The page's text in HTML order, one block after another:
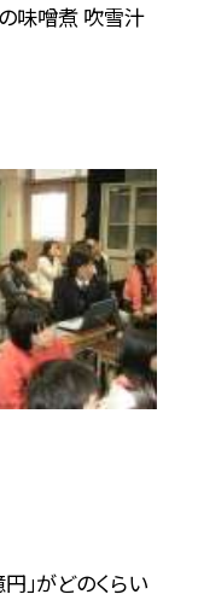
味噌煮 吹雪汁
」がどのくらい